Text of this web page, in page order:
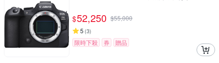
$52,250 $55,000
5 (3)
限時下殺 券 贈品